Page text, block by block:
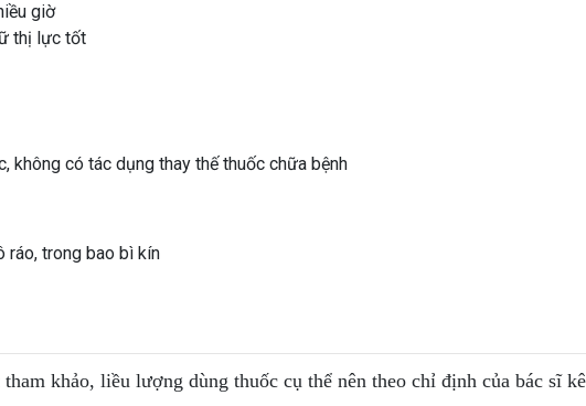
giờ
thị lực tốt
không có tác dụng thay thế thuốc chữa bệnh
ráo, trong bao bì kín
khảo, liều lượng dùng thuốc cụ thể nên theo chỉ định của bác sĩ